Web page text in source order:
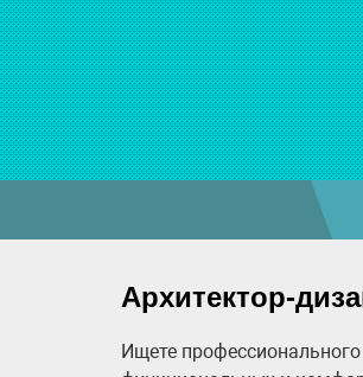
Архитектор-
Ищете